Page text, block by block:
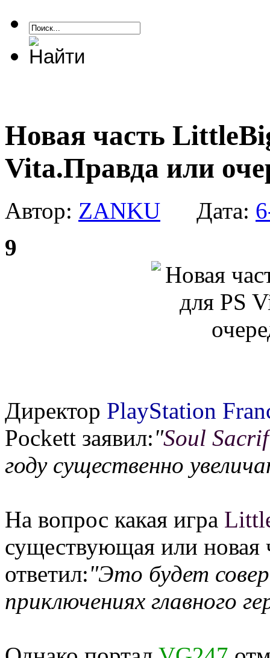
Новая часть
Vita.Правда или
Автор: ZANKU Дата:
9
Директор PlayStation
Pockett заявил:"Soul
году существенно
На вопрос какая игра
существующая или новая
ответил:"Это будет
приключениях главного